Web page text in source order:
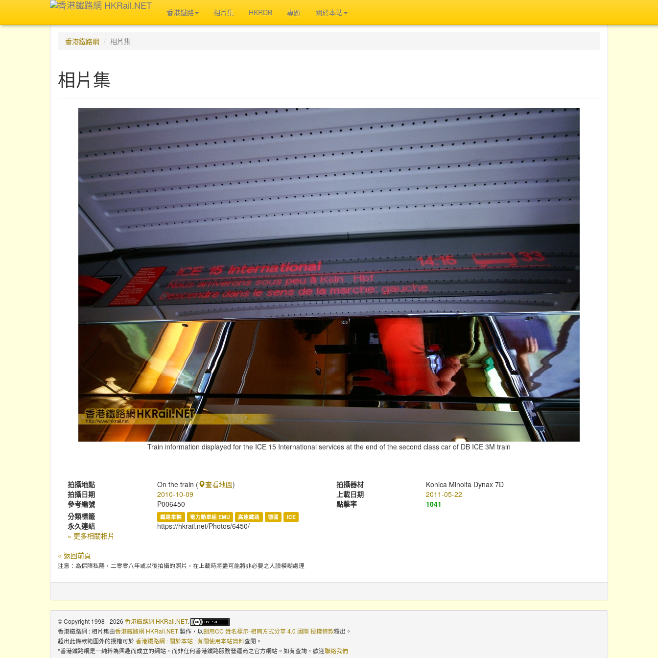
香港鐵路 相片集 HKRDB 專題 關於本站
香港鐵路網 相片集
相片集
Train information displayed for the ICE 15 International services at the end of the second class car of DB ICE 3M train
拍攝地點 On the train ( 查看地圖) 拍攝器材
Konica Minolta Dynax 7D
拍攝日期
2010-10-09 上載日期
2011-05-22
參考編號
P006450 點擊率
1041
分類標籤
鐵路車輛 電力動車組 EMU 高速鐵路 德國 ICE
永久連結
https://hkrail.net/Photos/6450/
» 更多相關相片
« 返回前頁
注意：為保障私隱，二零零八年或以後拍攝的照片，在上載時將盡可能將非必要之人臉模糊處理
© Copyright 1998 - 2026 香港鐵路網 HKRail.NET.
香港鐵路網 : 相片集由香港鐵路網 HKRail.NET製作，以創用CC 姓名標示-相同方式分享 4.0 國際 授權條款釋出。
超出此條款範圍外的授權可於香港鐵路網 : 關於本站 : 有關使用本站資料查閱。
*香港鐵路網是一純粹為興趣而成立的網站，而非任何香港鐵路服務營運商之官方網站。如有查詢，歡迎聯絡我們